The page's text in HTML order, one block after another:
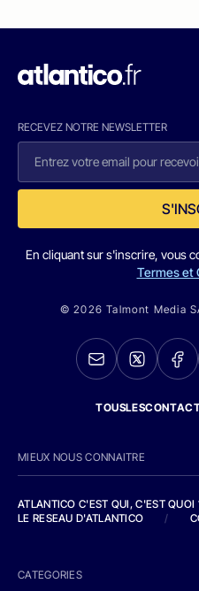
RECEVEZ NOTRE NEWSLETTER
En cliquant sur s'inscrire, vous
Termes et
© 2026 Talmont Media
MIEUX NOUS CONNAITRE
ATLANTICO C'EST QUI, C'EST QUOI
LE RESEAU D'ATLANTICO
/
CATEGORIES